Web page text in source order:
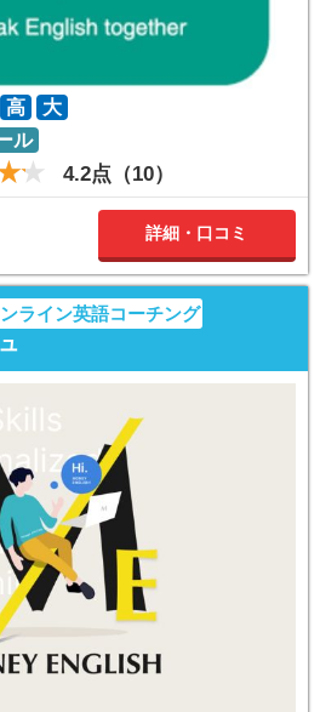
高
大
ル
4.2点（10）
詳細・口コミ
ライン英語コーチング